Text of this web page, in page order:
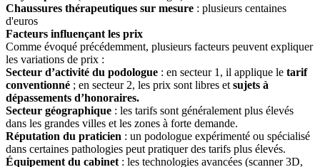
Chaussures thérapeutiques sur mesure : plusieurs centaines
d'euros
Facteurs influençant les prix
Comme évoqué précédemment, plusieurs facteurs peuvent expliquer
les variations de prix :
Secteur d’activité du podologue : en secteur 1, il applique le tarif
conventionné ; en secteur 2, les prix sont libres et sujets à
dépassements d’honoraires.
Secteur géographique : les tarifs sont généralement plus élevés
dans les grandes villes et les zones à forte demande.
Réputation du praticien : un podologue expérimenté ou spécialisé
dans certaines pathologies peut pratiquer des tarifs plus élevés.
Équipement du cabinet : les technologies avancées (scanner 3D,